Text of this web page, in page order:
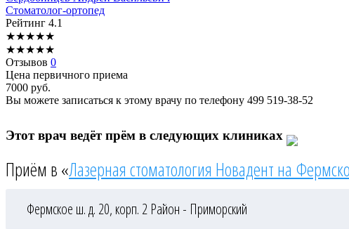
Стоматолог-ортопед
Рейтинг 4.1
★★★★★
★★★★★
Отзывов 0
Цена первичного приема
7000 руб.
Вы можете записаться к этому врачу по телефону 499 519-38-52
Этот врач ведёт прём в следующих клиниках
Приём в «Лазерная стоматология Новадент на
Фермское ш. д. 20, корп. 2 Район - Приморский